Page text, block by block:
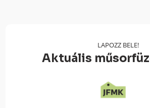
LAPOZZ BELE!
Aktuális